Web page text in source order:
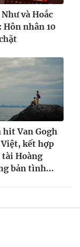
và Hoắc
Hôn nhân 10
hit Van Gogh
kết hợp
tài Hoàng
bản tình...